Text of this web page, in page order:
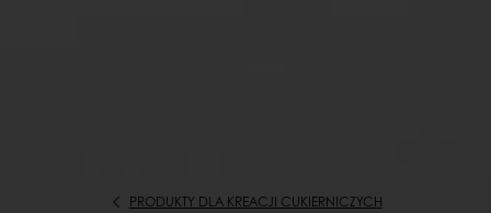
PRODUKTY DLA KREACJI CUKIERNICZYCH